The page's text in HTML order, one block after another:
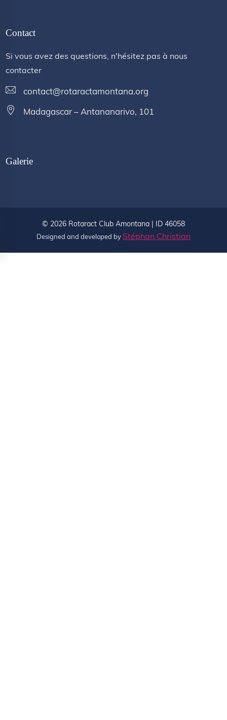
Contact
Si vous avez des questions, n'hésitez pas à nous
contacter
contact@rotaractamontana.org
Madagascar – Antananarivo, 101
Galerie
© 2026 Rotaract Club Amontana | ID 46058
Designed and developed by Stéphan Christian